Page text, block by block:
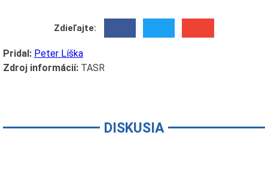
Zdieľajte:
Pridal: Peter Líška
Zdroj informácií:TASR
DISKUSIA